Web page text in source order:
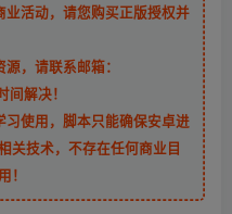
活动，请您购买正版授权并
，请联系邮箱：
解决！
使用，脚本只能确保安卓进
关技术，不存在任何商业目
！